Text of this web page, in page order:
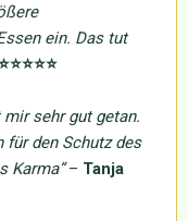
ein. Das tut
sehr gut getan.
für den Schutz des
Karma“– Tanja